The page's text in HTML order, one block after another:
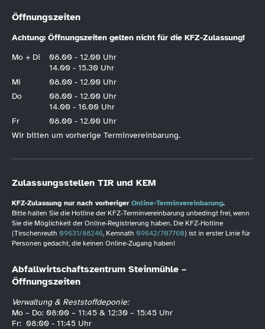
Öffnungszeiten
Achtung: Öffnungszeiten gelten nicht für die KFZ-Zulassung!
Mo + Di
08.00 - 12.00 Uhr
14.00 - 15.30 Uhr
Mi
08.00 - 12.00 Uhr
Do
08.00 - 12.00 Uhr
14.00 - 16.00 Uhr
Fr
08.00 - 12.00 Uhr
Wir bitten um vorherige Terminvereinbarung.
Zulassungsstellen TIR und KEM
KFZ-Zulassung nur nach vorheriger Online-Terminvereinbarung.
Bitte halten Sie die Hotline der KFZ-Terminvereinbarung unbedingt frei, wenn
Sie die Möglichkeit der Online-Registrierung haben. Die KFZ-Hotline
(Tirschenreuth 09631/88246, Kemnath 09642/707760) ist in erster Linie für
Personen gedacht, die keinen Online-Zugang haben!
Abfallwirtschaftszentrum Steinmühle –
Öffnungszeiten
Verwaltung & Reststoffdeponie:
Mo – Do: 08:00 – 11:45 & 12:30 – 15:45 Uhr
Fr: 08:00 - 11:45 Uhr